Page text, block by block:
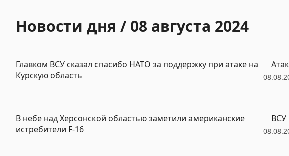
Новости дня / 08 августа 2024
Главком ВСУ сказал спасибо НАТО за поддержку при атаке на
Курскую область
В небе над Херсонской областью заметили американские
истребители F-16
ВСУ